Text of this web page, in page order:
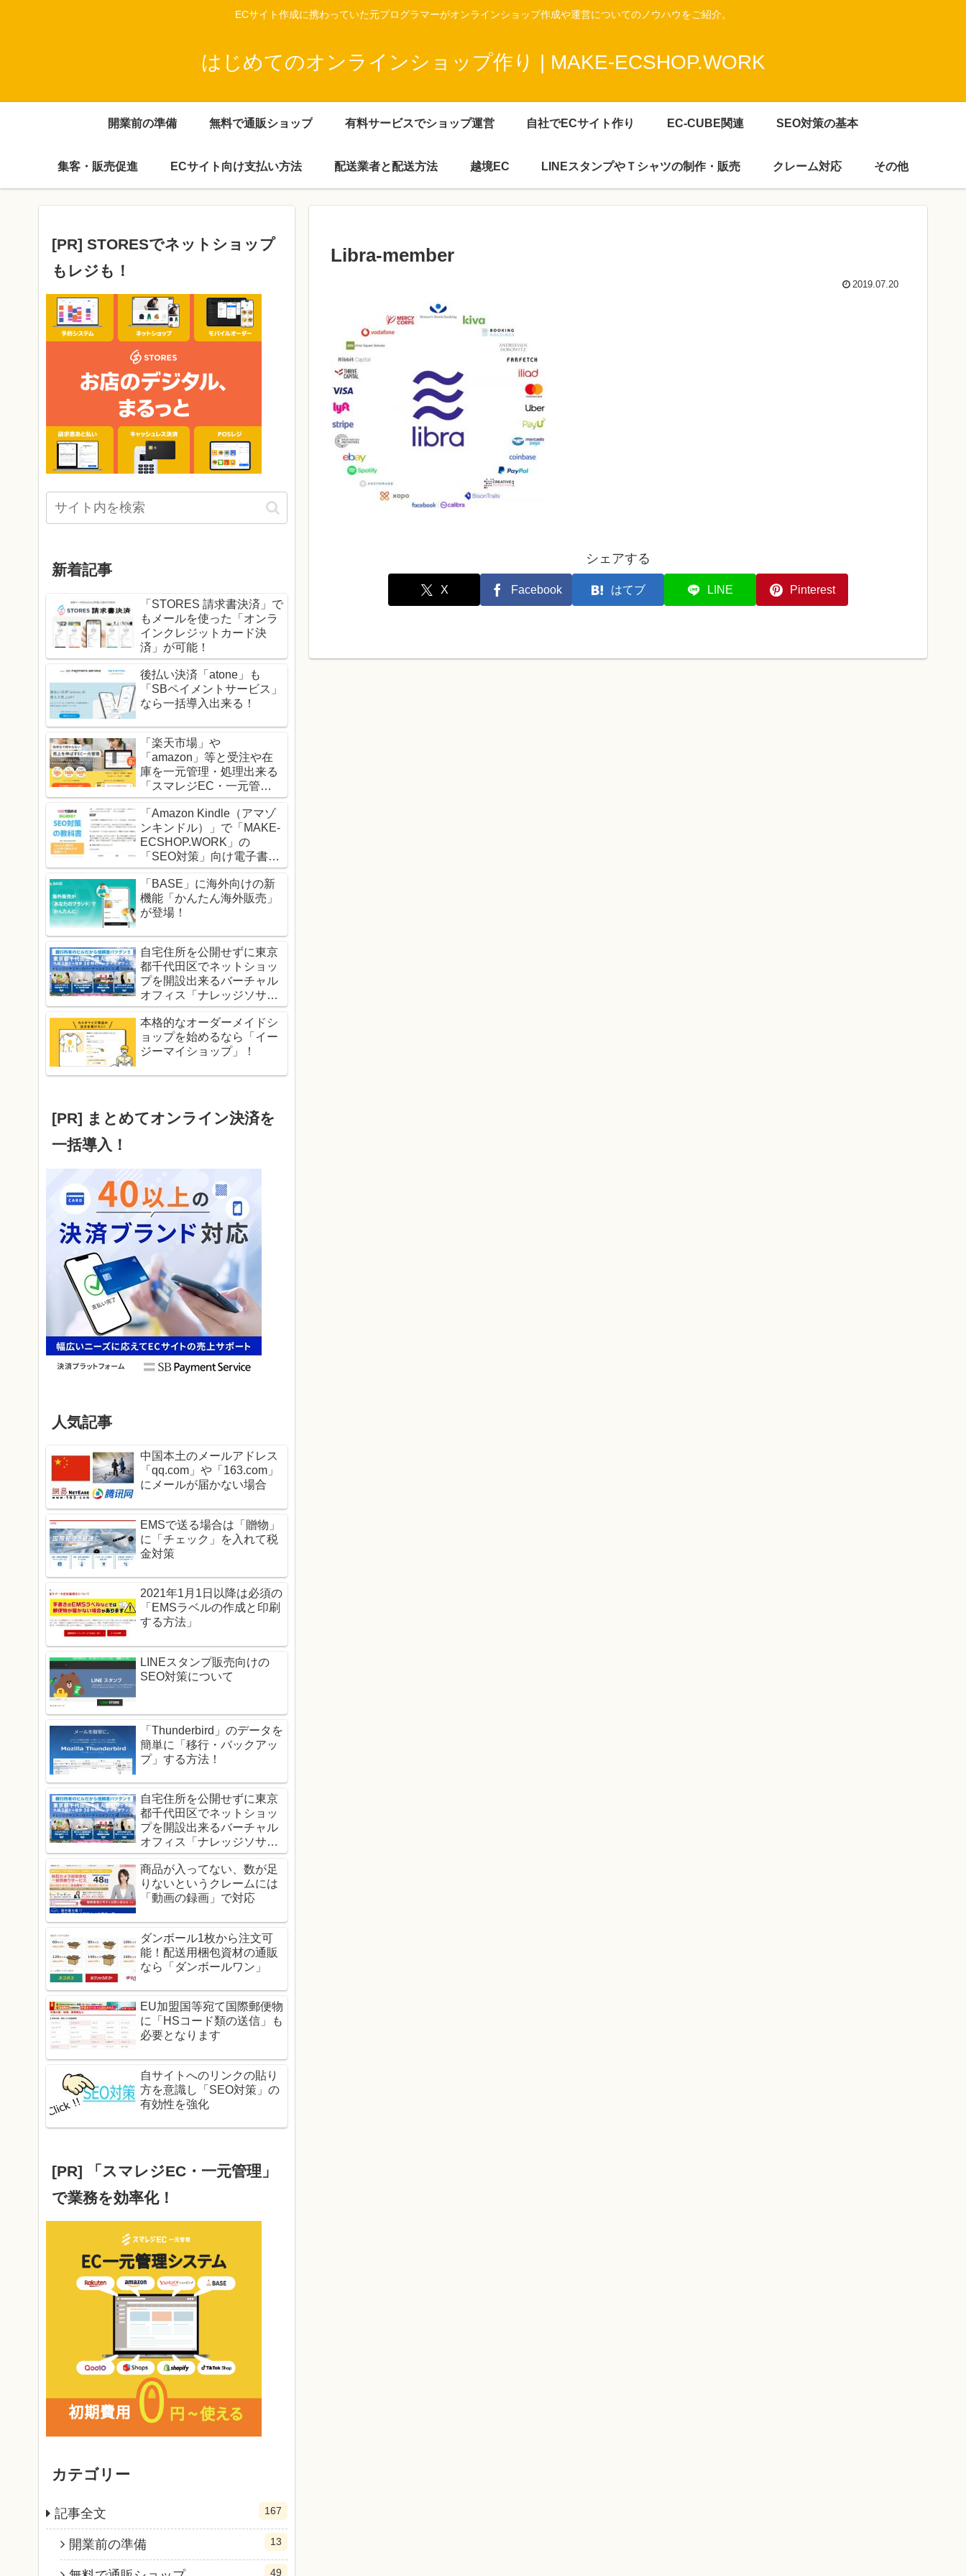
ECサイト作成に携わっていた元プログラマーがオンラインショップ作成や運営についてのノウハウをご紹介。
はじめてのオンラインショップ作り | MAKE-ECSHOP.WORK
開業前の準備 無料で通販ショップ 有料サービスでショップ運営 自社でECサイト作り EC-CUBE関連 SEO対策の基本
集客・販売促進 ECサイト向け支払い方法 配送業者と配送方法 越境EC LINEスタンプやＴシャツの制作・販売 クレーム対応 その他
Libra-member
2019.07.20
シェアする
X Facebook はてブ LINE Pinterest
[PR] STORESでネットショップ
もレジも！
新着記事
「STORES 請求書決済」で
もメールを使った「オンラ
インクレジットカード決
済」が可能！
後払い決済「atone」も
「SBペイメントサービス」
なら一括導入出来る！
「楽天市場」や
「amazon」等と受注や在
庫を一元管理・処理出来る
「スマレジEC・一元管
理」！
「Amazon Kindle（アマゾ
ンキンドル）」で「MAKE-
ECSHOP.WORK」の
「SEO対策」向け電子書籍
の販売を開始！
「BASE」に海外向けの新
機能「かんたん海外販売」
が登場！
自宅住所を公開せずに東京
都千代田区でネットショッ
プを開設出来るバーチャル
オフィス「ナレッジソサエ
ティ」！
本格的なオーダーメイドシ
ョップを始めるなら「イー
ジーマイショップ」！
[PR] まとめてオンライン決済を
一括導入！
人気記事
中国本土のメールアドレス
「qq.com」や「163.com」
にメールが届かない場合
EMSで送る場合は「贈物」
に「チェック」を入れて税
金対策
2021年1月1日以降は必須の
「EMSラベルの作成と印刷
する方法」
LINEスタンプ販売向けの
SEO対策について
「Thunderbird」のデータを
簡単に「移行・バックアッ
プ」する方法！
自宅住所を公開せずに東京
都千代田区でネットショッ
プを開設出来るバーチャル
オフィス「ナレッジソサエ
ティ」！
商品が入ってない、数が足
りないというクレームには
「動画の録画」で対応
ダンボール1枚から注文可
能！配送用梱包資材の通販
なら「ダンボールワン」
EU加盟国等宛て国際郵便物
に「HSコード類の送信」も
必要となります
自サイトへのリンクの貼り
方を意識し「SEO対策」の
有効性を強化
[PR] 「スマレジEC・一元管理」
で業務を効率化！
カテゴリー
記事全文 167
開業前の準備 13
49